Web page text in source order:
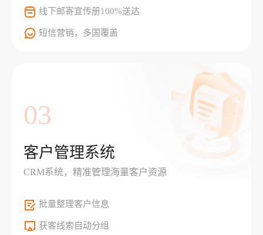
线下邮寄宣传册100%送达
短信营销，多国覆盖
03
客户管理系统
CRM系统，精准管理海量客户资源
批量整理客户信息
获客线索自动分组